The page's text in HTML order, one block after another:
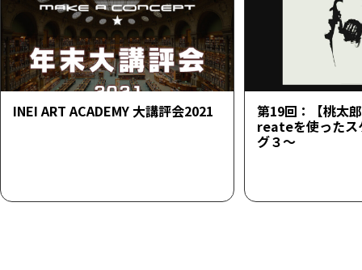
INEI ART ACADEMY 大講評会2021 第19回：【桃太
reateを使ったス
グ３～